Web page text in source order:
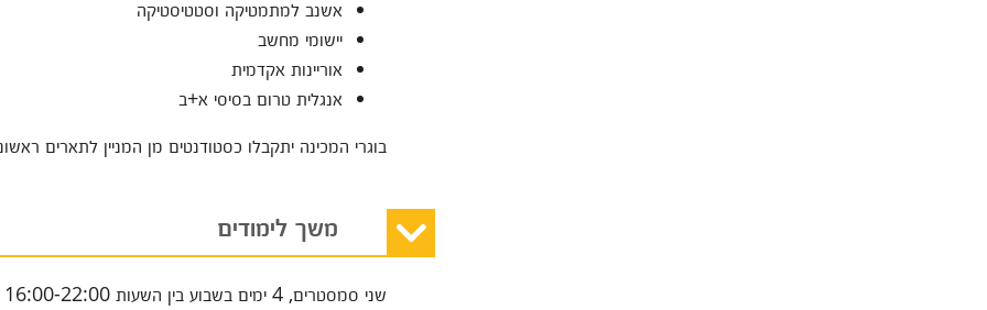
אשנב למתמטיקה וסטטיסטיקה
יישומי מחשב
אוריינות אקדמית
אנגלית טרום בסיסי א+ב
בוגרי המכינה יתקבלו כסטודנטים מן המניין לתארים
משך לימודים
שני סמסטרים, 4 ימים בשבוע בין השעות 16:00-22:00